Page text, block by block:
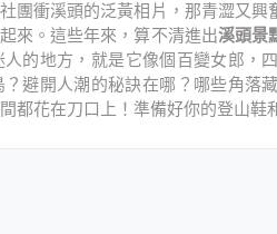
團衝溪頭的泛黃相片，那青澀又
來。這些年來，算不清進出溪頭景
人的地方，就是它像個百變女郎，
避開人潮的秘訣在哪？哪些角落
都花在刀口上！準備好你的登山鞋